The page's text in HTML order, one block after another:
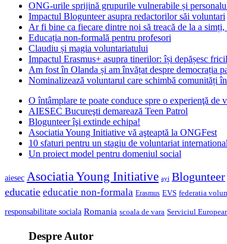
ONG-urile sprijină grupurile vulnerabile și
Impactul Blogunteer asupra redactorilor săi voluntari
Ar fi bine ca fiecare dintre noi să treacă de la a simți,
Educația non-formală pentru profesori
Claudiu și magia voluntariatului
Impactul Erasmus+ asupra tinerilor: își depășesc
Am fost în Olanda și am învățat despre democrația
Nominalizează voluntarul care schimbă comunități
O întâmplare te poate conduce spre o experienţă de
AIESEC Bucureşti demarează Teen Patrol
Blogunteer îşi extinde echipa!
Asociatia Young Initiative vă aşteaptă la ONGFest
10 sfaturi pentru un stagiu de voluntariat
Un proiect model pentru domeniul social
aiesec Asociatia Young Initiative ayi Blogunteer
educatie educatie non-formala Erasmus EVS federatia
responsabilitate sociala Romania scoala de vara Serviciul
Despre Autor